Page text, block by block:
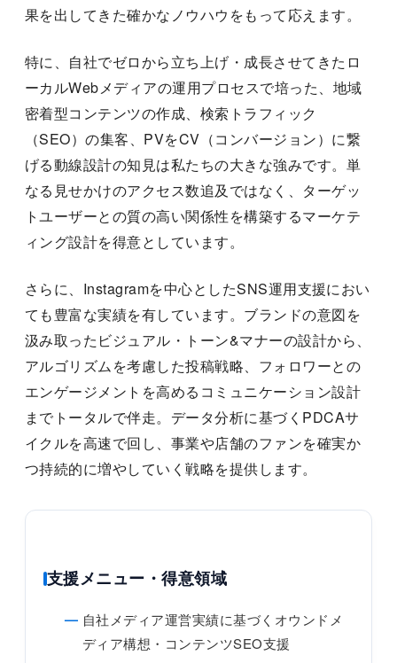
果を出してきた確かなノウハウをもって応えます。
特に、自社でゼロから立ち上げ・成長させてきたロ
ーカルWebメディアの運用プロセスで培った、地域
密着型コンテンツの作成、検索トラフィック
（SEO）の集客、PVをCV（コンバージョン）に繋
げる動線設計の知見は私たちの大きな強みです。単
なる見せかけのアクセス数追及ではなく、ターゲッ
トユーザーとの質の高い関係性を構築するマーケテ
ィング設計を得意としています。
さらに、Instagramを中心としたSNS運用支援におい
ても豊富な実績を有しています。ブランドの意図を
汲み取ったビジュアル・トーン&マナーの設計から、
アルゴリズムを考慮した投稿戦略、フォロワーとの
エンゲージメントを高めるコミュニケーション設計
までトータルで伴走。データ分析に基づくPDCAサ
イクルを高速で回し、事業や店舗のファンを確実か
つ持続的に増やしていく戦略を提供します。
支援メニュー・得意領域
自社メディア運営実績に基づくオウンドメ
ディア構想・コンテンツSEO支援